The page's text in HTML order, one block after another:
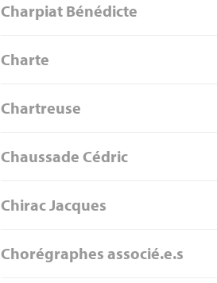
Charpiat Bénédicte
Charte
Chartreuse
Chaussade Cédric
Chirac Jacques
Chorégraphes associé.e.s